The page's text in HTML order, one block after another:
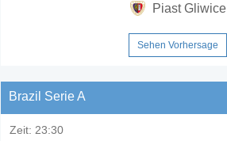
Piast Gliwice
Sehen Vorhersage
Brazil Serie A
Zeit: 23:30